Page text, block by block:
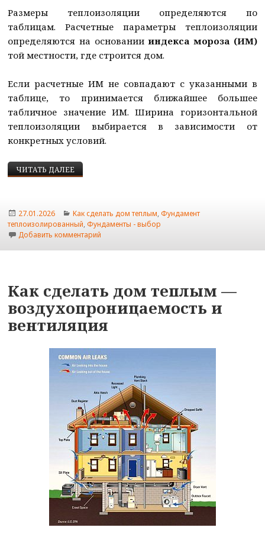
Размеры теплоизоляции определяются по
таблицам. Расчетные параметры теплоизоляции
определяются на основаниииндекса мороза (ИМ)
той местности, где строится дом.
Если расчетные ИМ не совпадают с указанными в
таблице, то принимается ближайшее большее
табличное значение ИМ. Ширина горизонтальной
теплоизоляции выбирается в зависимости от
конкретных условий.
ЧИТАТЬ ДАЛЕЕРАСЧЕТ ТЕПЛОИЗОЛЯЦИИ МЕЛКО
Опубликовано
27.01.2026 Рубрики
Kaк сделать дом теплым,Фундамент
теплоизолированный,Фундаменты - выбор
Добавить комментарий
Как сделать дом теплым —
воздухопроницаемость и
вентиляция